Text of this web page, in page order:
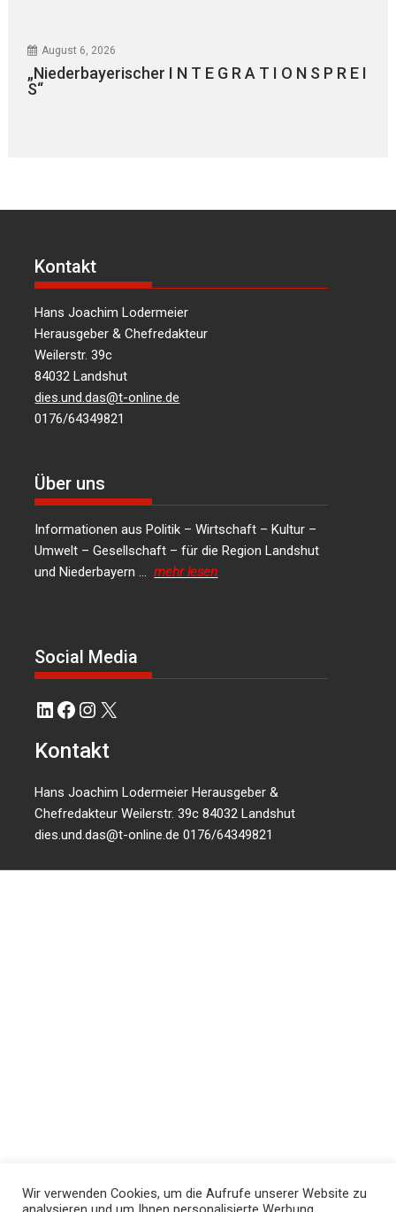
August 6, 2026
„Niederbayerischer I N T E G R A T I O N S P R E I
S“
Kontakt
Hans Joachim Lodermeier
Herausgeber & Chefredakteur
Weilerstr. 39c
84032 Landshut
dies.und.das@t-online.de
0176/64349821
Über uns
Informationen aus Politik – Wirtschaft – Kultur –
Umwelt – Gesellschaft – für die Region Landshut
und Niederbayern …mehr lesen
Social Media
LinkedIn
Facebook
Instagram
X
Kontakt
Hans Joachim Lodermeier Herausgeber &
Chefredakteur Weilerstr. 39c 84032 Landshut
dies.und.das@t-online.de 0176/64349821
Wir verwenden Cookies, um die Aufrufe unserer Website zu